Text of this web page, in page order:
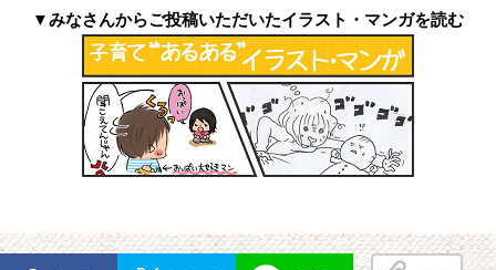
▼みなさんからご投稿いただいたイラスト・マンガを読む